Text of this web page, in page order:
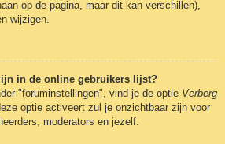
op de pagina, maar dit kan verschillen),
wijzigen.
in de online gebruikers lijst?
"foruminstellingen", vind je de optie Verberg
optie activeert zul je onzichtbaar zijn voor
moderators en jezelf.